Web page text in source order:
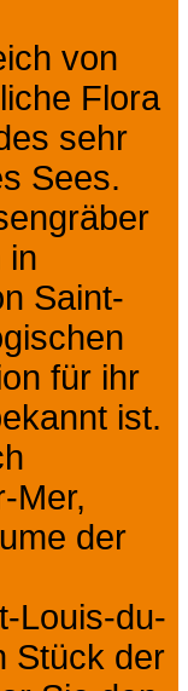
von
Flora
sehr
Sees.
in
Saint-
für ihr
ist.
Mer,
der
Louis-du-
Stück der